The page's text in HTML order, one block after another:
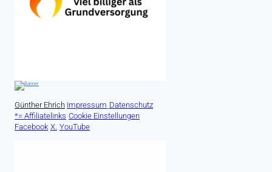
Günther Ehrich Impressum Datenschutz
*= Affiliatelinks Cookie Einstellungen
Facebook X. YouTube